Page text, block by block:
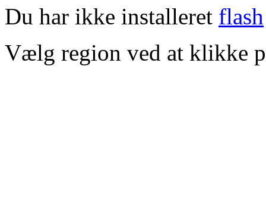
Du har ikke installeret flash
Vælg region ved at klikke